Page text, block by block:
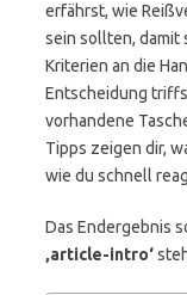
erfährst, wie
sein sollten, damit
Kriterien an die
Entscheidung
vorhandene
Tipps zeigen dir,
wie du schnell
Das Endergebnis
‚article-intro‘